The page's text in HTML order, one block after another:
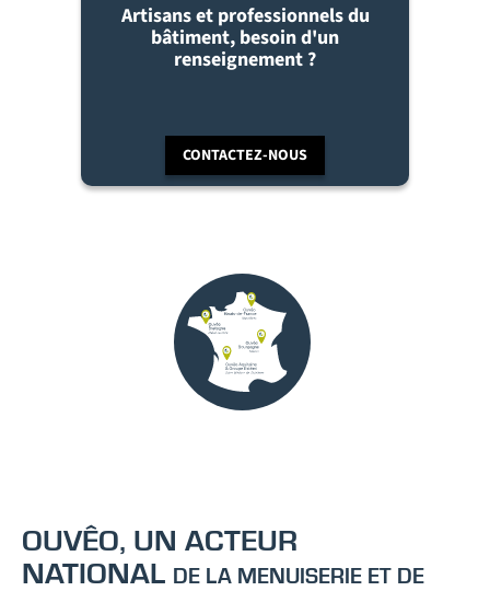
Artisans et professionnels du
bâtiment, besoin d'un
renseignement ?
CONTACTEZ-NOUS
OUVÊO, UN ACTEUR
NATIONAL DE LA MENUISERIE ET DE